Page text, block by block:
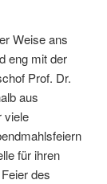
Weise ans
eng mit der
Prof. Dr.
aus
viele
für ihren
des